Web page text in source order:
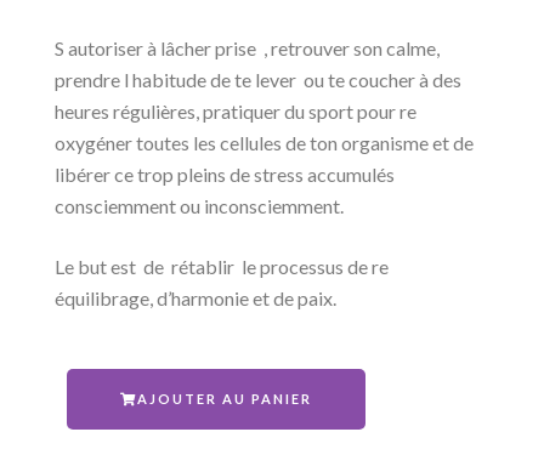
S autoriser à lâcher prise , retrouver son calme,
prendre l habitude de te lever ou te coucher à des
heures régulières, pratiquer du sport pour re
oxygéner toutes les cellules de ton organisme et de
libérer ce trop pleins de stress accumulés
consciemment ou inconsciemment.
Le but est de rétablir le processus de re
équilibrage, d’harmonie et de paix.
AJOUTER AU PANIER